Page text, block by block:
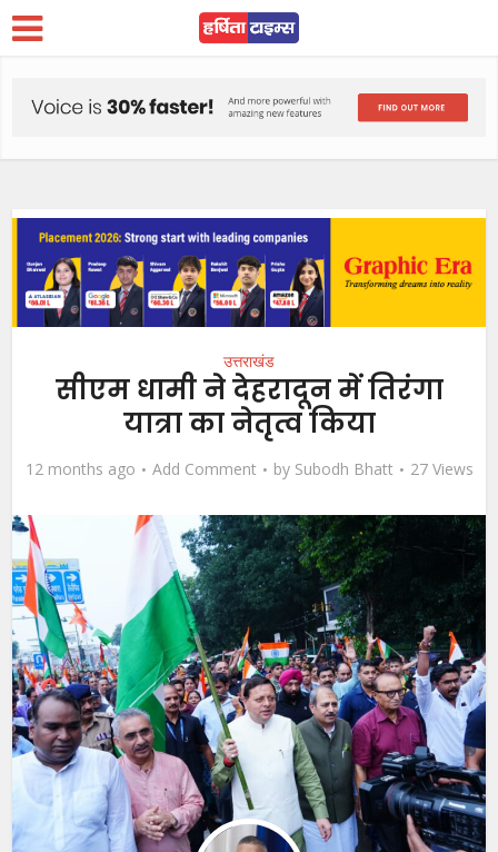
उत्तराखंड
सीएम धामी ने देहरादून में तिरंगा
यात्रा का नेतृत्व किया
12 months ago Add Comment by Subodh Bhatt 27 Views